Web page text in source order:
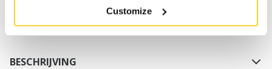
Customize
Binnen 30 dagen retourneren
BESCHRIJVING